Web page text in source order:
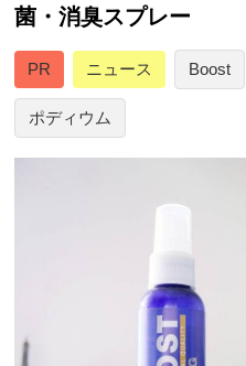
菌・消臭スプレー
PR ニュース Boost
ポディウム